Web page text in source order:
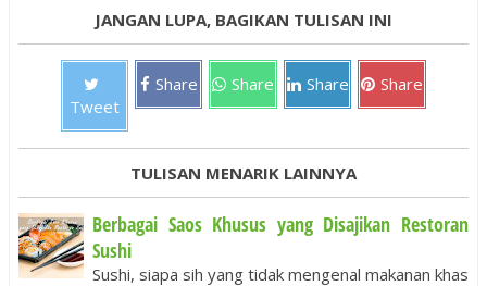
JANGAN LUPA, BAGIKAN TULISAN INI
Tweet
Share Share Share Share
TULISAN MENARIK LAINNYA
Berbagai Saos Khusus yang Disajikan Restoran
Sushi
Sushi, siapa sih yang tidak mengenal makanan khas